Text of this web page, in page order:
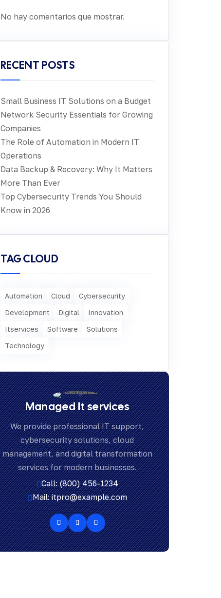
No hay comentarios que mostrar.
RECENT POSTS
Small Business IT Solutions on a Budget
Network Security Essentials for Growing
Companies
The Role of Automation in Modern IT
Operations
Data Backup & Recovery: Why It Matters
More Than Ever
Top Cybersecurity Trends You Should
Know in 2026
TAG CLOUD
Automation Cloud
Cybersecurity
Development
Digital
Innovation
Itservices
Software
Solutions
Technology
Managed It services
We provide professional IT support,
cybersecurity solutions, cloud
management, and digital transformation
services for modern businesses.
Call: (800) 456-1234
Mail: itpro@example.com